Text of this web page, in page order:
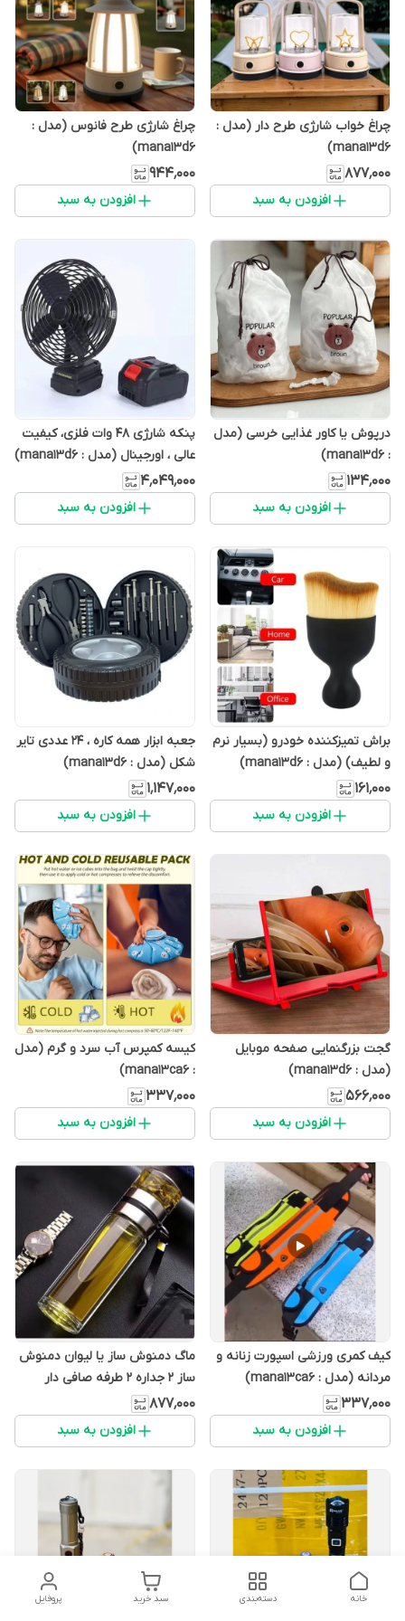
چراغ خواب شارژی طرح دار (مدل :
mana13d6)
۸۷۷٬۰۰۰
افزودن به سبد
چراغ شارژی طرح فانوس (مدل :
mana13d6)
۹۴۴٬۰۰۰
افزودن به سبد
درپوش یا کاور غذایی خرسی (مدل
: mana13d6)
۱۳۴٬۰۰۰
افزودن به سبد
پنکه شارژی 48 وات فلزی، کیفیت
عالی ، اورجینال (مدل : mana13d6)
۴٬۰۴۹٬۰۰۰
افزودن به سبد
براش تمیزکننده خودرو (بسیار نرم
و لطیف) (مدل : mana13d6)
۱۶۱٬۰۰۰
افزودن به سبد
جعبه ابزار همه کاره ، 24 عددی تایر
شکل (مدل : mana13d6)
۱٬۱۴۷٬۰۰۰
افزودن به سبد
گجت بزرگنمایی صفحه موبایل
(مدل : mana13d6)
۵۶۶٬۰۰۰
افزودن به سبد
کیسه کمپرس آب سرد و گرم (مدل
: mana13ca6)
۳۳۷٬۰۰۰
افزودن به سبد
کیف کمری ورزشی اسپورت زنانه و
مردانه (مدل : mana13ca6)
۳۳۷٬۰۰۰
افزودن به سبد
ماگ دمنوش ساز یا لیوان دمنوش
ساز 2 جداره 2 طرفه صافی دار
(مدل : mana13ca6)
۸۷۷٬۰۰۰
افزودن به سبد
پروفایل سبد خرید دسته‌بندی خانه